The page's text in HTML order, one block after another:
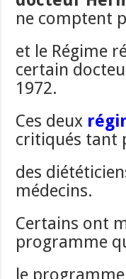
ne comptent
et le Régime
certain
1972.
Ces deux
critiqués tant
des
médecins.
Certains ont
programme
le